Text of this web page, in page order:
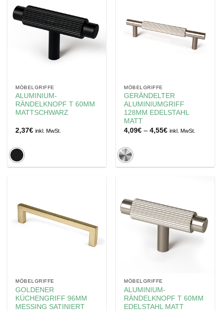
MÖBELGRIFFE
ALUMINIUM-
RÄNDELKNOPF T 60MM
MATTSCHWARZ
2,37€ inkl. MwSt.
MÖBELGRIFFE
GERÄNDELTER
ALUMINIUMGRIFF
128MM EDELSTAHL
MATT
4,09€ –4,55€Preisspanne:
inkl. MwSt.
MÖBELGRIFFE
GOLDENER
KÜCHENGRIFF 96MM
MESSING SATINIERT
MÖBELGRIFFE
ALUMINIUM-
RÄNDELKNOPF T 60MM
EDELSTAHL MATT